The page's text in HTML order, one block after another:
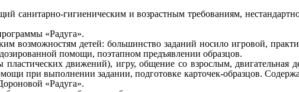
санитарно-гигиеническим и возрастным требованиям,
«Радуга».
возможностям детей: большинство заданий носило игровой,
помощи, поэтапном предъявлении образцов.
движений), игру, общение со взрослым, двигательная
при выполнении задании, подготовке карточек-образцов.
«Радуга».